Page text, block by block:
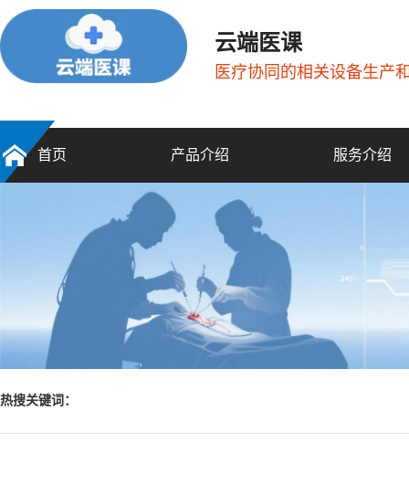
云端医课
医疗协同的相关设备生产
首页 产品介绍 服务介绍
热搜关键词：